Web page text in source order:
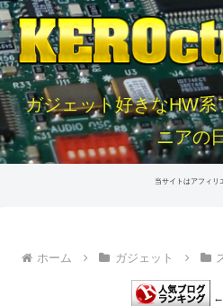
ガジェット好きなHW
ニアの
当サイトはアフィリ
ホーム ガジェット
←